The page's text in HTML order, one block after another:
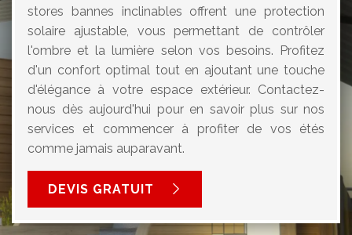
stores bannes inclinables offrent une protection
solaire ajustable, vous permettant de contrôler
l'ombre et la lumière selon vos besoins. Profitez
d'un confort optimal tout en ajoutant une touche
d'élégance à votre espace extérieur. Contactez-
nous dès aujourd'hui pour en savoir plus sur nos
services et commencer à profiter de vos étés
comme jamais auparavant.
DEVIS GRATUIT